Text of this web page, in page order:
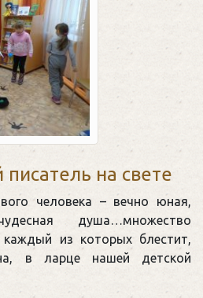
на свете
человека – вечно юная,
душа…множество
из которых блестит,
в ларце нашей детской